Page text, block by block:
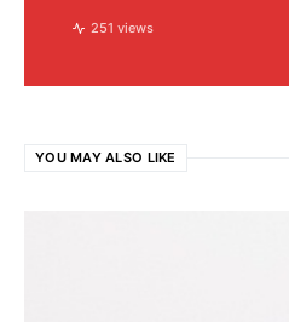
251 views
YOU MAY ALSO LIKE